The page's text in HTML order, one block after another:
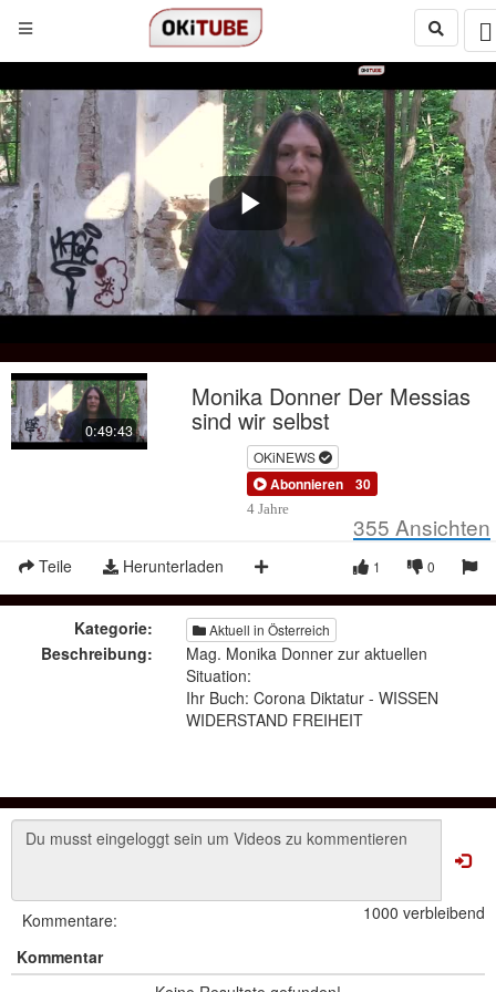
Play
Video
0:49:43
Monika Donner Der Messias
sind wir selbst
OKiNEWS
Abonnieren 30
4 Jahre
355 Ansichten
Teile Herunterladen 0
1
Kategorie: Aktuell in Österreich
Beschreibung:
Mag. Monika Donner zur aktuellen
Situation:
Ihr Buch: Corona Diktatur - WISSEN
WIDERSTAND FREIHEIT
1000 verbleibend
Kommentare:
Kommentar